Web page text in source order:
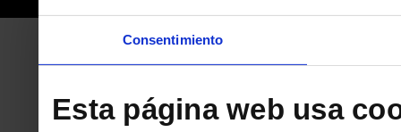
Consentimiento
Esta página web usa